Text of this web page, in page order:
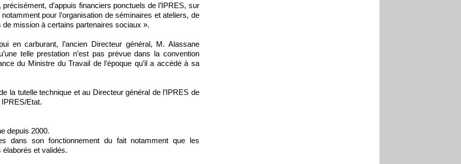
précisément, d’appuis financiers ponctuels de l’IPRES, sur
pour l’organisation de séminaires et ateliers, de
de mission à certains partenaires sociaux ».
en carburant, l’ancien Directeur général, M. Alassane
telle prestation n’est pas prévue dans la convention
du Ministre du Travail de l’époque qu’il a accédé à sa
la tutelle technique et au Directeur général de l’IPRES de
Etat.
depuis 2000.
dans son fonctionnement du fait notamment que les
élaborés et validés.